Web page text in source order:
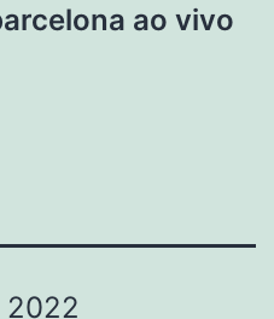
ao vivo
2022